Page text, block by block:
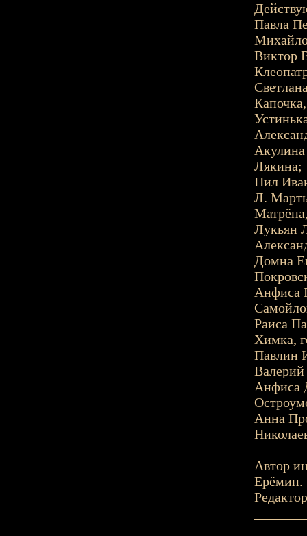
Павла
Виктор
Лякина;
Нил
Л.
Лукьян
Домна
Анфиса
Раиса
Химка,
Павлин
Анфиса
Анна
Автор
Ерёмин.